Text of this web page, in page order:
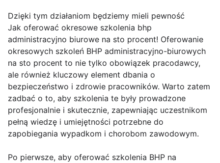
Dzięki tym działaniom będziemy mieli pewność
Jak oferować okresowe szkolenia bhp
administracyjno biurowe na sto procent! Oferowanie
okresowych szkoleń BHP administracyjno-biurowych
na sto procent to nie tylko obowiązek pracodawcy,
ale również kluczowy element dbania o
bezpieczeństwo i zdrowie pracowników. Warto zatem
zadbać o to, aby szkolenia te były prowadzone
profesjonalnie i skutecznie, zapewniając uczestnikom
pełną wiedzę i umiejętności potrzebne do
zapobiegania wypadkom i chorobom zawodowym.
Po pierwsze, aby oferować szkolenia BHP na